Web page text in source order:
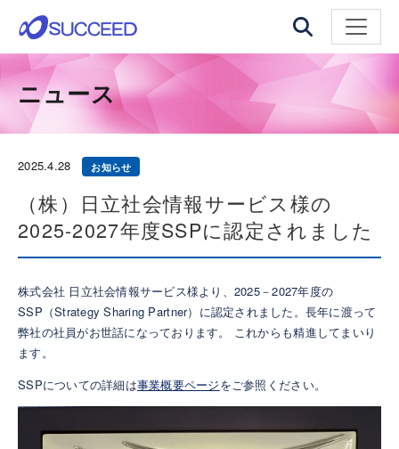
ナビ
ニュース
2025.4.28 お知らせ
（株）日立社会情報サービス様の
2025-2027年度SSPに認定されました
株式会社 日立社会情報サービス様より、2025－2027年度の
SSP（Strategy Sharing Partner）に認定されました。長年に渡って
弊社の社員がお世話になっております。 これからも精進してまいり
ます。
SSPについての詳細は事業概要ページをご参照ください。